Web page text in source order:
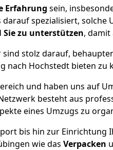
Erfahrung sein,
spezialisiert,
Sie zu unterstützen,
sind stolz darauf,
nach Hochstedt bieten zu
und haben uns auf
besteht aus
eines Umzugs zu
bis hin zur Einrichtung
wie das Verpacken